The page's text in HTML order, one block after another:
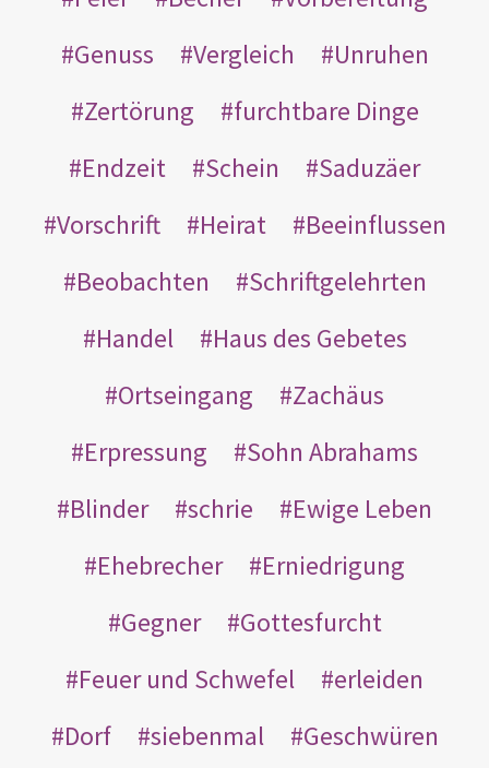
Genuss
Vergleich
Unruhen
Zertörung
furchtbare Dinge
Endzeit
Schein
Saduzäer
Vorschrift
Heirat
Beeinflussen
Beobachten
Schriftgelehrten
Handel
Haus des Gebetes
Ortseingang
Zachäus
Erpressung
Sohn Abrahams
Blinder
schrie
Ewige Leben
Ehebrecher
Erniedrigung
Gegner
Gottesfurcht
Feuer und Schwefel
erleiden
Dorf
siebenmal
Geschwüren